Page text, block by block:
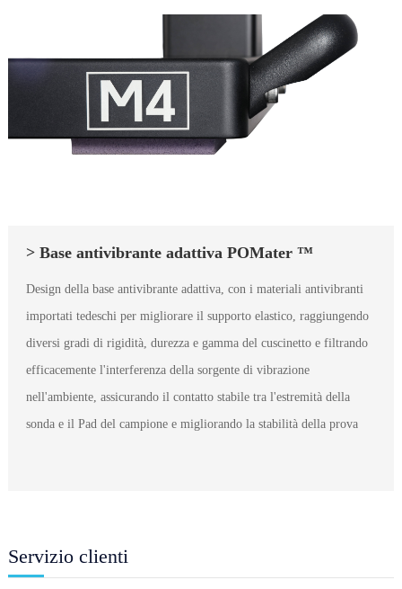
> Base antivibrante adattiva POMater ™
Design della base antivibrante adattiva, con i materiali antivibranti
importati tedeschi per migliorare il supporto elastico, raggiungendo
diversi gradi di rigidità, durezza e gamma del cuscinetto e filtrando
efficacemente l'interferenza della sorgente di vibrazione
nell'ambiente, assicurando il contatto stabile tra l'estremità della
sonda e il Pad del campione e migliorando la stabilità della prova
Servizio clienti